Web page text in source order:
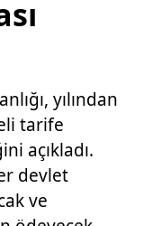
yılından
tarife
açıkladı.
devlet
ve